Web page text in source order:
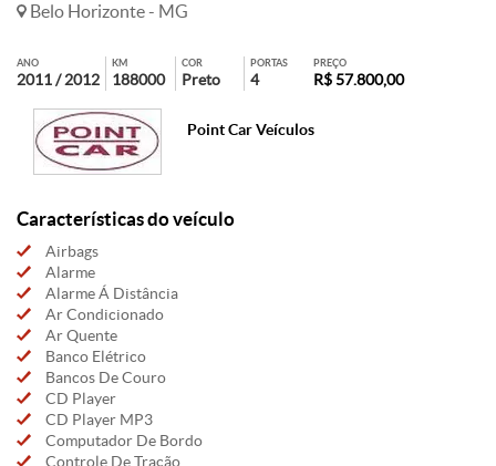
Belo Horizonte - MG
ANO
2011 / 2012
KM
188000
COR
Preto
PORTAS
4
PREÇO
R$ 57.800,00
Point Car Veículos
Características do veículo
Airbags
Alarme
Alarme Á Distância
Ar Condicionado
Ar Quente
Banco Elétrico
Bancos De Couro
CD Player
CD Player MP3
Computador De Bordo
Controle De Tração